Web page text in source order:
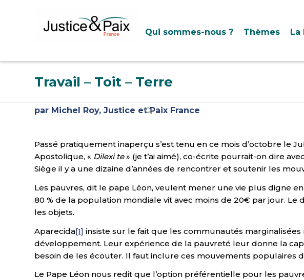
Qui sommes-nous ? Thèmes La
Travail – Toit – Terre
par Michel Roy, Justice et Paix France
Passé pratiquement inaperçu s’est tenu en ce mois d’octobre le
Apostolique, « Dilexi te» (je t’ai aimé), co-écrite pourrait-on dire
Siège il y a une dizaine d’années de rencontrer et soutenir les
Les pauvres, dit le pape Léon, veulent mener une vie plus digne
80 % de la population mondiale vit avec moins de 20€ par jour. Le
les objets.
Aparecida[1] insiste sur le fait que les communautés
développement. Leur expérience de la pauvreté leur donne la
besoin de les écouter. Il faut inclure ces mouvements populaires
Le Pape Léon nous redit que l’option préférentielle pour les